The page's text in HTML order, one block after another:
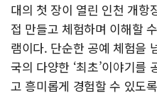
대의 첫 장이 열린 인천 개항
접 만들고 체험하며 이해할
램이다. 단순한 공예 체험을
국의 다양한 ‘최초’이야기를
고 흥미롭게 경험할 수 있도